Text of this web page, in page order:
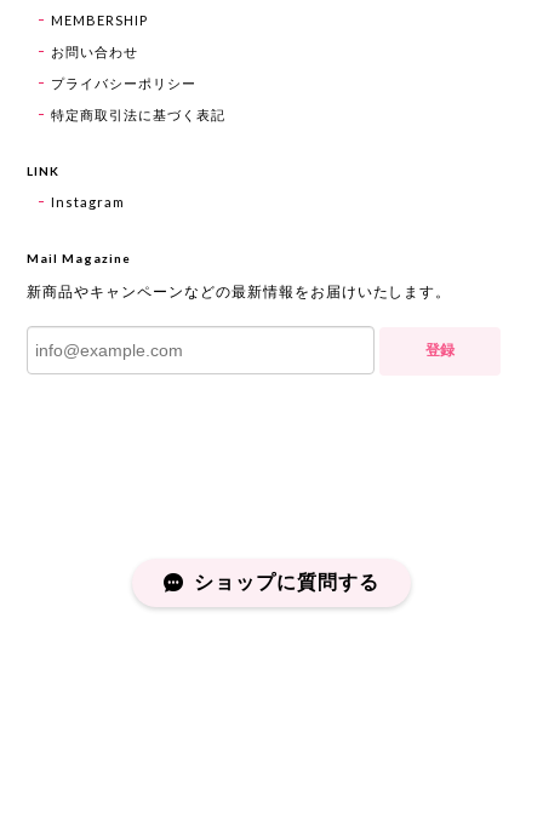
MEMBERSHIP
お問い合わせ
プライバシーポリシー
特定商取引法に基づく表記
LINK
Instagram
Mail Magazine
新商品やキャンペーンなどの最新情報をお届けいたします。
登録
ショップに質問する